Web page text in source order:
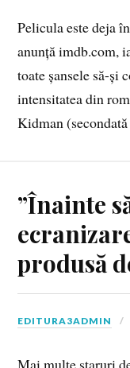
Pelicula este deja
anunță imdb.com,
toate șansele să-și
intensitatea din
Kidman
”Înainte
produsă
EDITURA3ADMIN
Mai multe staruri